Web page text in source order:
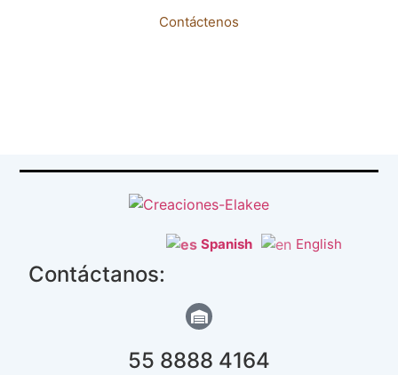
Contáctenos
Spanish English
Contáctanos:
55 8888 4164